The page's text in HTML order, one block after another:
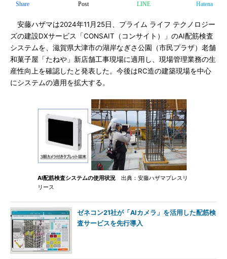
Share Post LINE Hatena
安藤ハザマは2024年11月25日、プライム ライフ テクノロジー
ズの建設DXサービス「CONSAIT（コンサイト）」のAI配筋検査
システムを、滋賀県大津市の湖岸なぎさ公園（市民プラザ）老舗
和菓子屋「たねや」新店舗工事現場に適用し、現場管理業務の生
産性向上を確認したと発表した。今後はRC造の建築現場を中心
にシステムの適用を拡大する。
AI配筋検査システムの使用状況 出典：安藤ハザマプレスリ
リース
ゼネコン21社が「AIカメラ」を活用した配筋検
査サービスを先行導入